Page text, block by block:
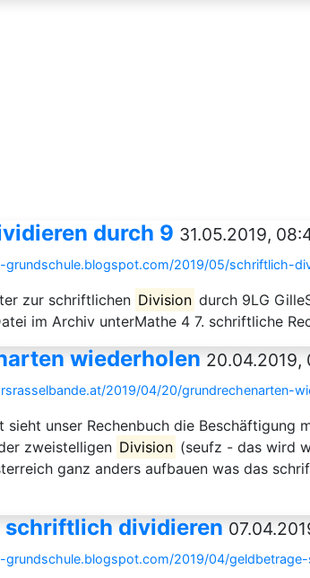
durch 9 31.05.2019,
grundschule.blogspot.com/2019/05/schriftlich-
zur schriftlichen Division durch 9LG
im Archiv unterMathe 4 7. schriftliche
wiederholen 20.04.2019,
2019/04/20/grundrechenarten-
sieht unser Rechenbuch die
zweistelligen Division (seufz - das wird
ganz anders aufbauen was das
schriftlich dividieren
grundschule.blogspot.com/2019/04/